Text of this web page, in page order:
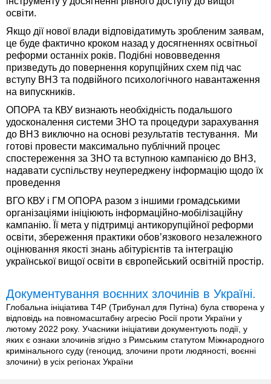
освіти.
Якщо дії нової влади відповідатимуть зробленим заявам,
це буде фактично кроком назад у досягненнях освітньої
реформи останніх років. Подібні нововведення
призведуть до повернення корупційних схем під час
вступу ВНЗ та подвійного психологічного навантаження
на випускників.
ОПОРА та КВУ визнають необхідність подальшого
удосконалення системи ЗНО та процедури зарахування
до ВНЗ виключно на основі результатів тестування. Ми
готові провести максимально публічний процес
спостереження за ЗНО та вступною кампанією до ВНЗ,
надавати суспільству неупереджену інформацію щодо їх
проведення
ВГО КВУ і ГМ ОПОРА разом з іншими громадськими
організаціями ініціюють інформаційно-мобілізаційну
кампанію. Її мета у підтримці антикорупційної реформи
освіти, збереження практики обов’язкового незалежного
оцінювання якості знань абітурієнтів та інтеграцію
української вищої освіти в європейський освітній простір.
Документування воєнних злочинів в Україні.
Глобальна ініціатива T4P (Трибунал для Путіна) була створена у
відповідь на повномасштабну агресію Росії проти України у
лютому 2022 року. Учасники ініціативи документують події, у
яких є ознаки злочинів згідно з Римським статутом Міжнародного
кримінального суду (геноцид, злочини проти людяності, воєнні
злочини) в усіх регіонах України